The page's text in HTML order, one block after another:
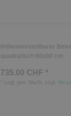
Höhenverstellbarer
quadratisch 60x60 cm
735.00 CHF *
zzgl. ges. MwSt. zzgl.